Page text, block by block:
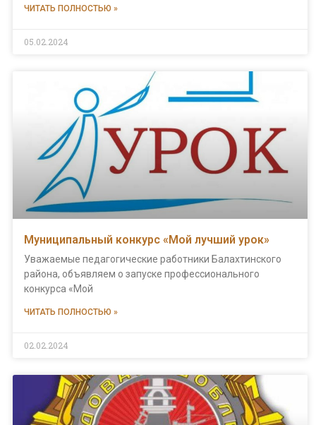
ЧИТАТЬ ПОЛНОСТЬЮ »
05.02.2024
Муниципальный конкурс «Мой лучший урок»
Уважаемые педагогические работники Балахтинского
района, объявляем о запуске профессионального
конкурса «Мой
ЧИТАТЬ ПОЛНОСТЬЮ »
02.02.2024